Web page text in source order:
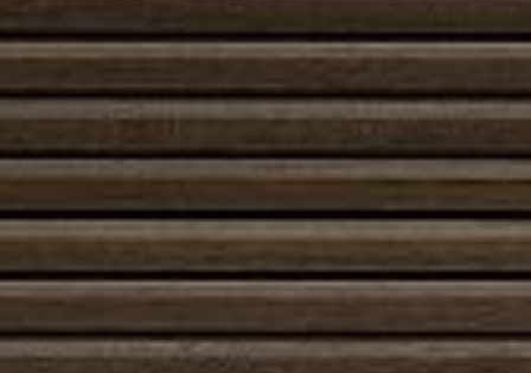
toimii hyvin lisälämmönlähteenä, mutta sen etuna on
myös näkyvä ja aistittava lämmönlähde: se sitoo
katseen ja kutsuu istumaan lähelle.
Perinteinen avotakka on helppo sytyttää ja käyttää.
Polttoaineena toimii kuiva, hyvin varastoitu puu, joka
palaa kirkkaasti ja puhtaasti, kun tuli pidetään
hallittuna. Hyvän palamisen edellytyksenä on riittävä
ilman saanti ja säännöllinen nuohous. Avotakka vaatii
huolellista käyttöä ja turvallisuutta: paloturvallinen
varoitin tekevät käytöstä huoletonta.